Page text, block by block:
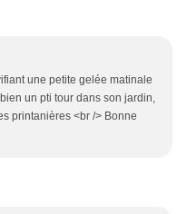
une petite gelée matinale
un pti tour dans son jardin,
printanières <br /> Bonne